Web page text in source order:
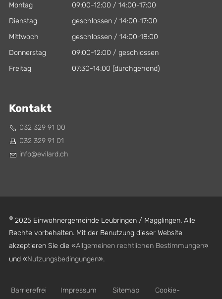
Montag
09:00-12:00 / 14:00-17:00
Dienstag
geschlossen / 14:00-17:00
Mittwoch
geschlossen / 14:00-18:00
Donnerstag
09:00-12:00 / geschlossen
Freitag
07:30-14:00 (durchgehend)
Kontakt
032 329 91 00
032 329 91 01
nf
v l rd ch
© 2025 Einwohnergemeinde Leubringen / Magglingen. Alle
Rechte vorbehalten. Mit der Benutzung dieser Website
akzeptieren Sie die «Allgemeinen rechtlichen Bestimmungen»
und «Nutzungsbedingungen».
Barrierefrei Impressum Sitemap Cookie-